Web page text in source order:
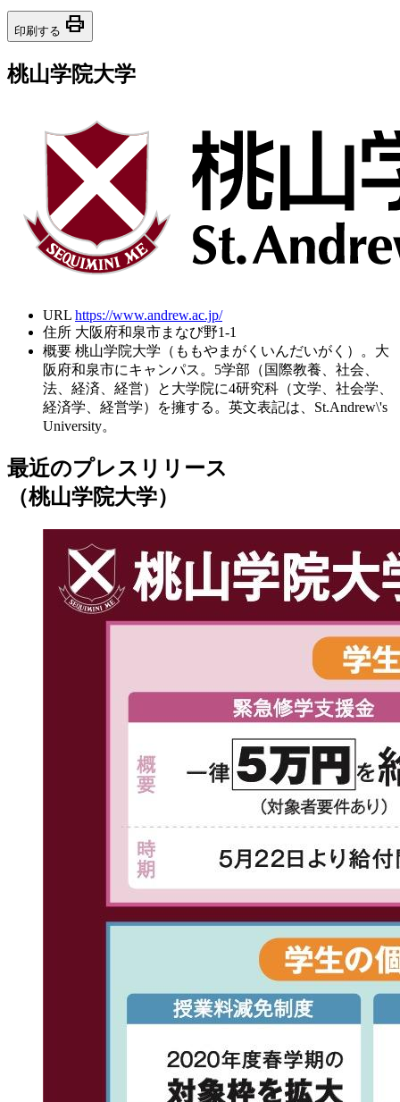
印刷する print
桃山学院大学
URL https://www.andrew.ac.jp/
住所 大阪府和泉市まなび野1-1
概要 桃山学院大学（ももやまがくいんだいがく）。大
阪府和泉市にキャンパス。5学部（国際教養、社会、
法、経済、経営）と大学院に4研究科（文学、社会学、
経済学、経営学）を擁する。英文表記は、St.Andrew\'s
University。
最近のプレスリリース
（桃山学院大学）